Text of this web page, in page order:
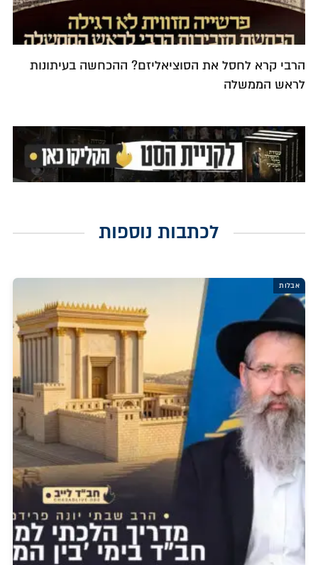
הרבי קרא לחסל את הסוציאליזם? ההכחשה בעיתונות
לראש הממשלה
לכתבות נוספות
אבלות